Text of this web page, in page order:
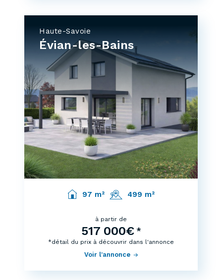
Haute-Savoie
Évian-les-Bains
97 m² 499 m²
à partir de
517 000€ *
Voir l'annonce
*détail du prix à découvrir dans l'annonce